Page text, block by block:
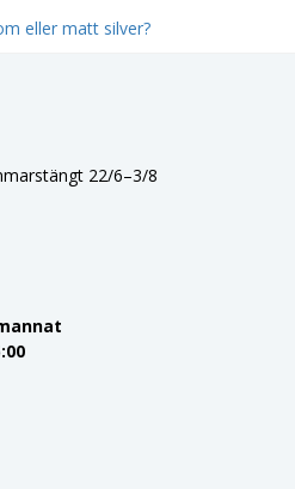
eller matt silver?
22/6–3/8